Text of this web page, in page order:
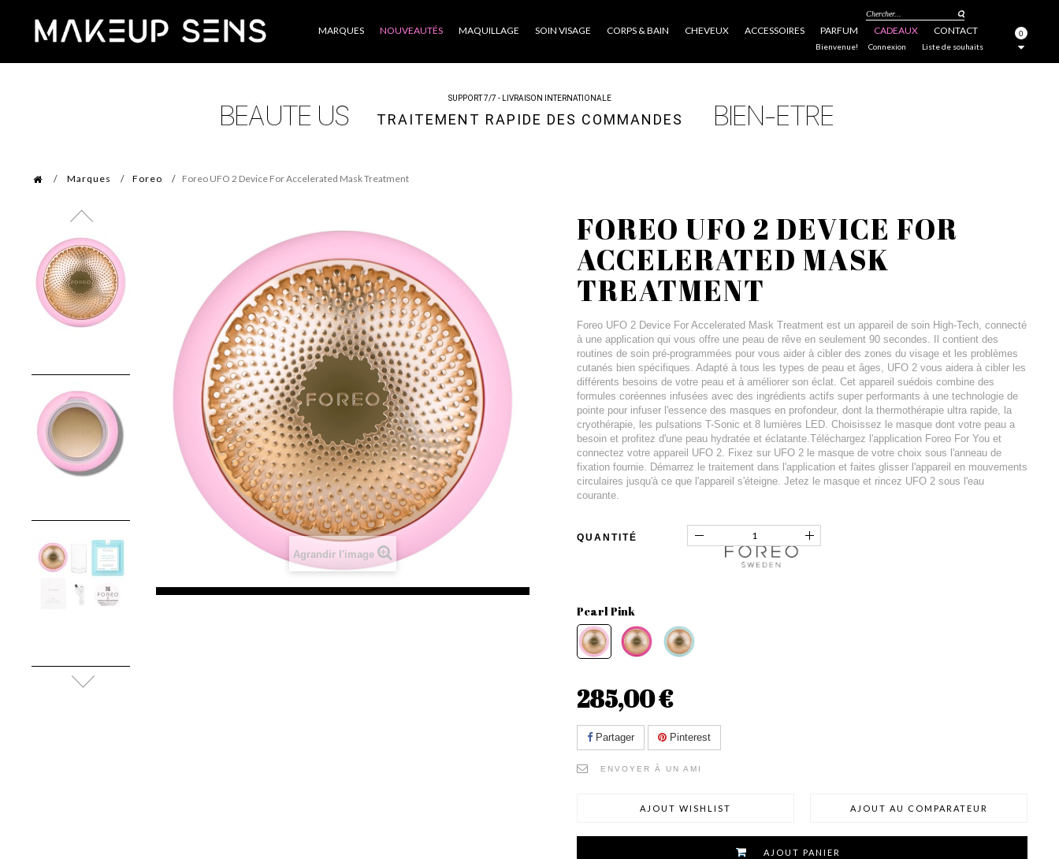
Catégories MARQUES NOUVEAUTÉS MAQUILLAGE SOIN VISAGE CORPS & BAIN CHEVEUX ACCESSOIRES PARFUM CADEAUX CONTACT
Chercher...
0
Liste de souhaits
Bienvenue! Connexion
SUPPORT 7/7 - LIVRAISON INTERNATIONALE
TRAITEMENT RAPIDE DES COMMANDES
Marques Foreo Foreo UFO 2 Device For Accelerated Mask Treatment
Agrandir l'image
FOREO UFO 2 DEVICE FOR
ACCELERATED MASK
TREATMENT
Foreo UFO 2 Device For Accelerated Mask Treatment est un appareil de soin High-Tech, connecté
à une application qui vous offre une peau de rêve en seulement 90 secondes. Il contient des
routines de soin pré-programmées pour vous aider à cibler des zones du visage et les problèmes
cutanés bien spécifiques. Adapté à tous les types de peau et âges, UFO 2 vous aidera à cibler les
différents besoins de votre peau et à améliorer son éclat. Cet appareil suédois combine des
formules coréennes infusées avec des ingrédients actifs super performants à une technologie de
pointe pour infuser l'essence des masques en profondeur, dont la thermothérapie ultra rapide, la
cryothérapie, les pulsations T-Sonic et 8 lumières LED. Choisissez le masque dont votre peau a
besoin et profitez d'une peau hydratée et éclatante.Téléchargez l'application Foreo For You et
connectez votre appareil UFO 2. Fixez sur UFO 2 le masque de votre choix sous l'anneau de
fixation fournie. Démarrez le traitement dans l'application et faites glisser l'appareil en mouvements
circulaires jusqu'à ce que l'appareil s'éteigne. Jetez le masque et rincez UFO 2 sous l'eau
courante.
QUANTITÉ
Pearl Pink
285,00 €
Partager Pinterest
ENVOYER À UN AMI
AJOUT WISHLIST AJOUT AU COMPARATEUR
AJOUT PANIER